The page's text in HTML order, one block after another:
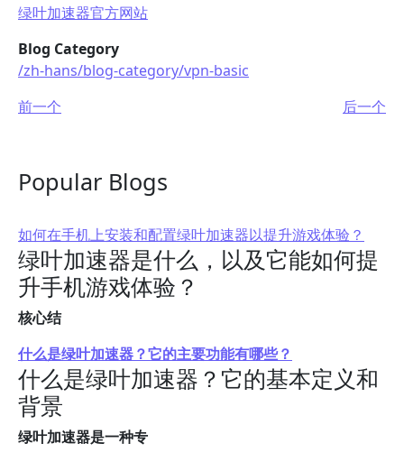
绿叶加速器官方网站
Blog Category
/zh-hans/blog-category/vpn-basic
前一个
后一个
Popular Blogs
如何在手机上安装和配置绿叶加速器以提升游戏体验？
绿叶加速器是什么，以及它能如何提
升手机游戏体验？
核心结
什么是绿叶加速器？它的主要功能有哪些？
什么是绿叶加速器？它的基本定义和
背景
绿叶加速器是一种专